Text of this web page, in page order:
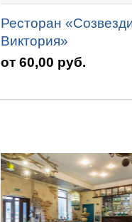
Ресторан
Виктория»
от 60,00 руб.